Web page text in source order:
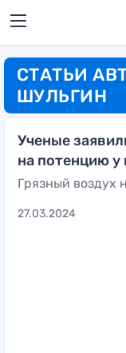
СТАТЬИ
ШУЛЬГИН
Ученые
на потенцию
Грязный воздух
27.03.2024